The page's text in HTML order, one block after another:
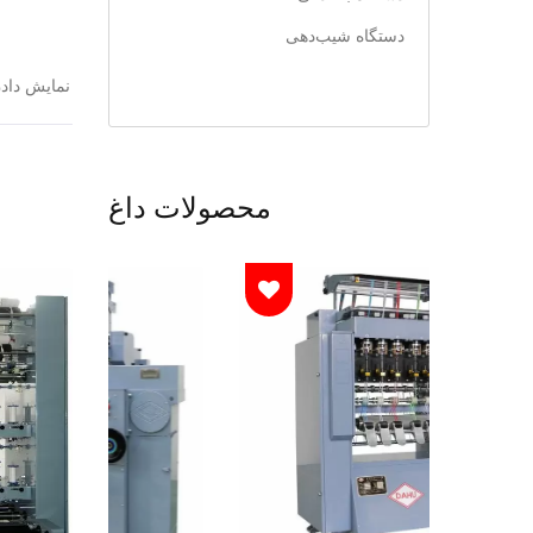
نمایش
دستگاه شیب‌دهی
محصولات داغ